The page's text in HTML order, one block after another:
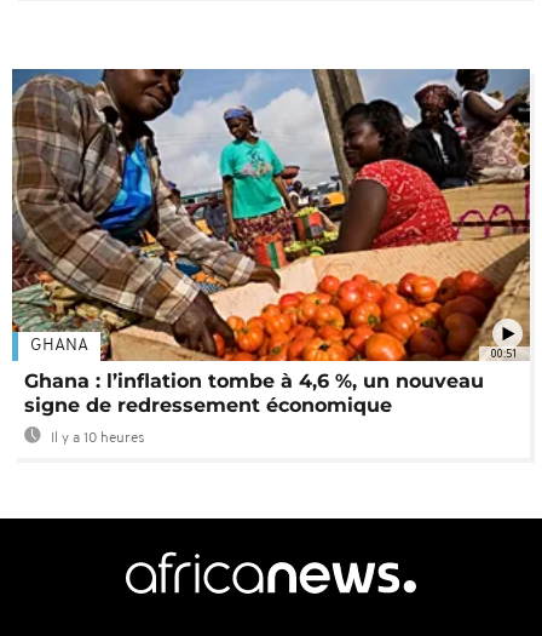
00:51
GHANA
Ghana : l’inflation tombe à 4,6 %, un nouveau
signe de redressement économique
Il y a 10 heures